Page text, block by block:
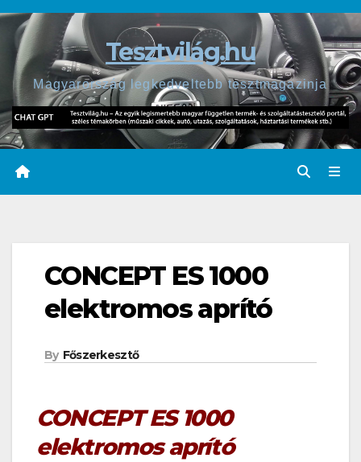
Skip
content
Tesztvilág.hu
Magyarország legkedveltebb tesztmagazinja
CONCEPT ES 1000
elektromos aprító
By Főszerkesztő
CONCEPT ES 1000
elektromos aprító